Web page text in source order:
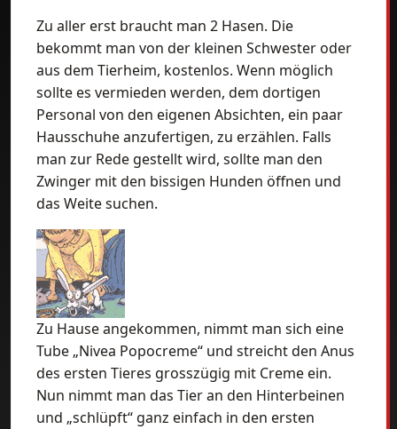
Zu aller erst braucht man 2 Hasen. Die
bekommt man von der kleinen Schwester oder
aus dem Tierheim, kostenlos. Wenn möglich
sollte es vermieden werden, dem dortigen
Personal von den eigenen Absichten, ein paar
Hausschuhe anzufertigen, zu erzählen. Falls
man zur Rede gestellt wird, sollte man den
Zwinger mit den bissigen Hunden öffnen und
das Weite suchen.
Zu Hause angekommen, nimmt man sich eine
Tube „Nivea Popocreme“ und streicht den Anus
des ersten Tieres grosszügig mit Creme ein.
Nun nimmt man das Tier an den Hinterbeinen
und „schlüpft“ ganz einfach in den ersten